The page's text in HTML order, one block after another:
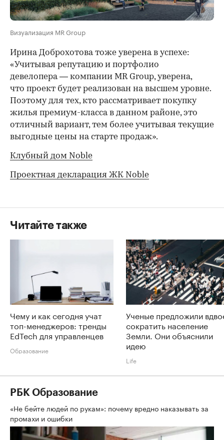
Визуализация MR Group
Ирина Доброхотова тоже уверена в успехе:
«Учитывая репутацию и портфолио
девелопера — компании MR Group, уверена,
что проект будет реализован на высшем уровне.
Поэтому для тех, кто рассматривает покупку
жилья премиум-класса в данном районе, это
отличный вариант, тем более учитывая текущие
выгодные цены на старте продаж».
Клубный дом Noble
Проектная декларация ЖК Noble
Читайте также
Чему и как сегодня учат
топ-менеджеров: тренды
EdTech для управленцев
Образование
Ученые предложили
сократить население
Земли. Они объяснили
идею
Life
РБК Образование
«Не бейте людей по рукам»: почему вредно наказывать за
промахи и ошибки